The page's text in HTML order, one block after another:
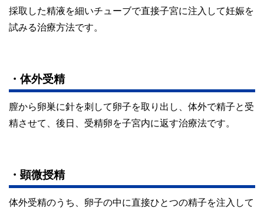
採取した精液を細いチューブで直接子宮に注入して妊娠を
試みる治療方法です。
・体外受精
膣から卵巣に針を刺して卵子を取り出し、体外で精子と受
精させて、後日、受精卵を子宮内に返す治療法です。
・顕微授精
体外受精のうち、卵子の中に直接ひとつの精子を注入して